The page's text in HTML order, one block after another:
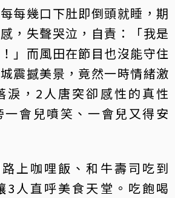
每幾口下肚即倒頭就睡，期
，失聲哭泣，自責：「我是
」而風田在節目也沒能守住
震撼美景，竟然一時情緒激
淚，2人唐突卻感性的真性
會兒噴笑、一會兒又得安
上咖哩飯、和牛壽司吃到
3人直呼美食天堂。吃飽喝